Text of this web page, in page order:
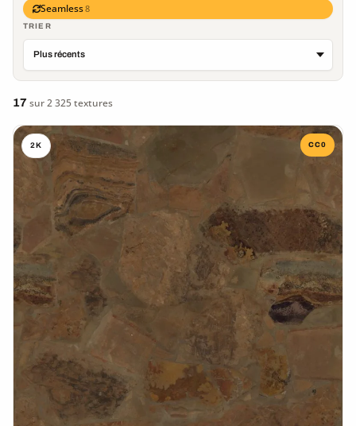
Seamless8
TRIER
17 sur 2 325 textures
2K CC0